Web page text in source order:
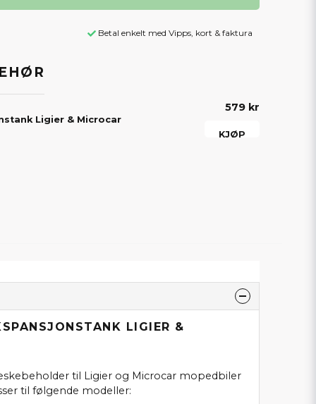
Betal enkelt med Vipps, kort & faktura
Ligier & Microcar
579 kr
KJØP
LIGIER &
til Ligier og Microcar mopedbiler
til følgende modeller: